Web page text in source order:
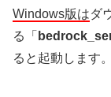
Windows版はダ
る「
ると起動します。